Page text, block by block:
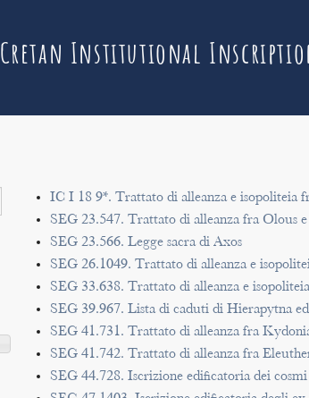
Cretan Institutional
IC I 18 9*. Trattato di alleanza e isopoliteia
SEG 23.547. Trattato di alleanza fra Olous
SEG 23.566. Legge sacra di Axos
SEG 26.1049. Trattato di alleanza e
SEG 33.638. Trattato di alleanza e
SEG 39.967. Lista di caduti di Hierapytna
SEG 41.731. Trattato di alleanza fra
SEG 41.742. Trattato di alleanza fra
SEG 44.728. Iscrizione edificatoria dei